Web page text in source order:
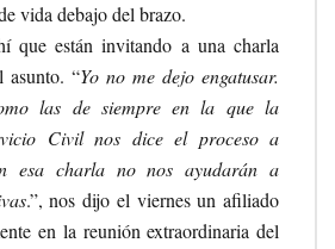
vida debajo del brazo.
que están invitando a una charla
asunto. “Yo no me dejo engatusar.
las de siempre en la que la
Civil nos dice el proceso a
esa charla no nos ayudarán a
.”, nos dijo el viernes un afiliado
en la reunión extraordinaria del